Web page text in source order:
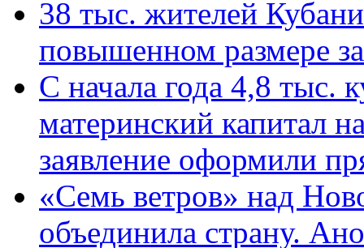
38 тыс. жителей
повышенном размере
С начала года 4,8 тыс.
материнский капитал
заявление оформили
«Семь ветров» над
объединила страну.